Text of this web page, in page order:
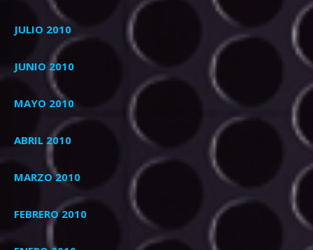
JULIO 2010
JUNIO 2010
MAYO 2010
ABRIL 2010
MARZO 2010
FEBRERO 2010